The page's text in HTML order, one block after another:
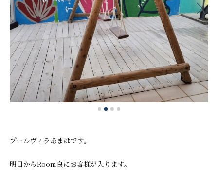
プールヴィラあまはです。
明日からRoom良にお客様が入ります。